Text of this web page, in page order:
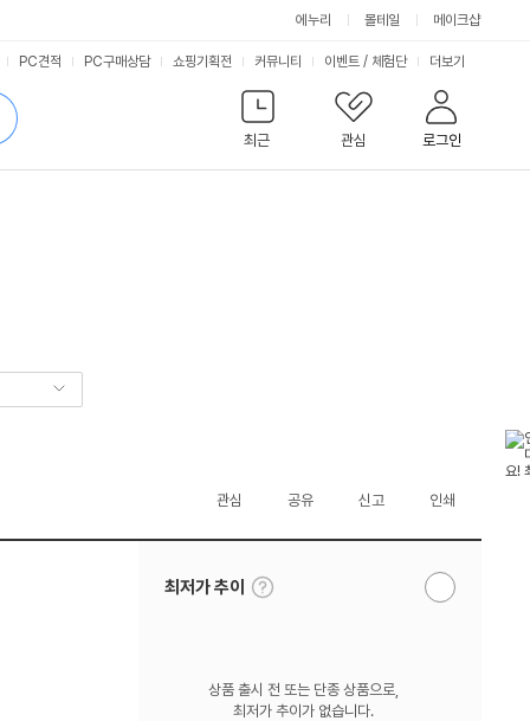
에누리 몰테일 메이크샵
최근
관심 로그인
PC견적 PC구매상담 쇼핑기획전 커뮤니티 이벤트 / 체험단 서
비
스
더보기
관심 공유 신고 인쇄
최저가 추이
툴
팁
알
상품 출시 전 또는 단종 상품으로,
최저가 추이가 없습니다.